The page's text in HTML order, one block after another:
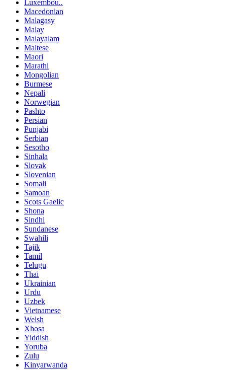
Luxembou..
Macedonian
Malagasy
Malay
Malayalam
Maltese
Maori
Marathi
Mongolian
Burmese
Nepali
Norwegian
Pashto
Persian
Punjabi
Serbian
Sesotho
Sinhala
Slovak
Slovenian
Somali
Samoan
Scots Gaelic
Shona
Sindhi
Sundanese
Swahili
Tajik
Tamil
Telugu
Thai
Ukrainian
Urdu
Uzbek
Vietnamese
Welsh
Xhosa
Yiddish
Yoruba
Zulu
Kinyarwanda